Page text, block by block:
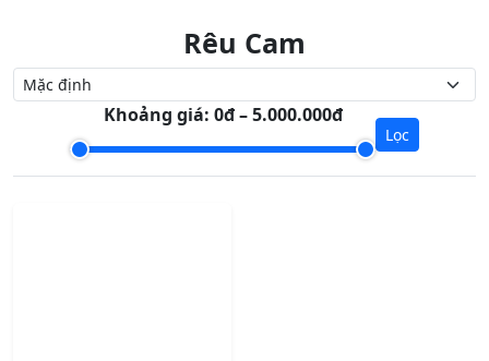
Rêu Cam
Khoảng giá: 0đ – 5.000.000đ
Lọc